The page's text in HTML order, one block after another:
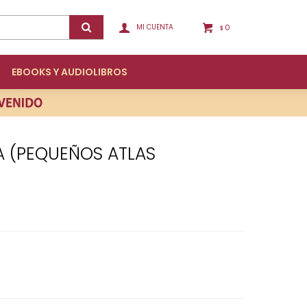
EBOOKS Y AUDIOLIBROS
$ 0